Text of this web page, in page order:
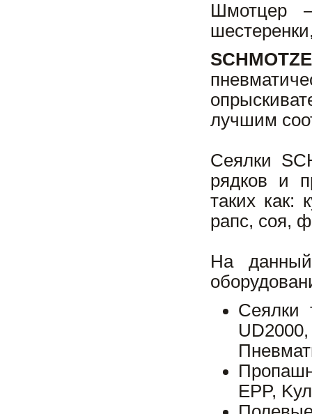
Шмотцер
лучшим
Сеялки
рядков и
таких как:
рапс, соя,
На
Сеялки
EPP,